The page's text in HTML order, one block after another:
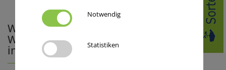
Winterfuttergerste: Als einziges
Wintergetreide noch Ertragsfortschritt
in der Praxis
Notwendig
Statistiken